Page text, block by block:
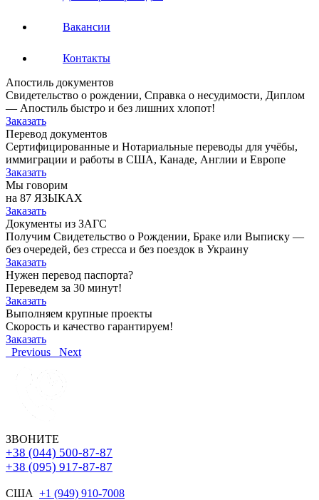
Вакансии
Контакты
Апостиль документов
Свидетельство о рождении, Справка о несудимости, Диплом
— Апостиль быстро и без лишних хлопот!
Заказать
Перевод документов
Сертифицированные и Нотариальные переводы для учёбы,
иммиграции и работы в США, Канаде, Англии и Европе
Заказать
Мы говорим
на 87 ЯЗЫКАХ
Заказать
Документы из ЗАГС
Получим Свидетельство о Рождении, Браке или Выписку —
без очередей, без стресса и без поездок в Украину
Заказать
Нужен перевод паспорта?
Переведем за 30 минут!
Заказать
Выполняем крупные проекты
Скорость и качество гарантируем!
Заказать
Previous
Next
ЗВОНИТЕ
+38 (044) 500-87-87
+38 (095) 917-87-87
США +1 (949) 910-7008